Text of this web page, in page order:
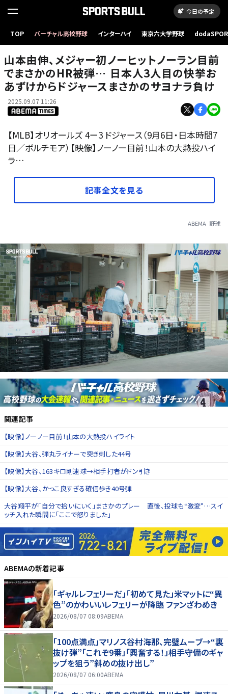
今日の予定
TOP バーチャル高校野球 インターハイ 東京六大学野球
ずけからドジャースまさかのサヨナラ負け
山本由伸、メジャー初ノーヒットノーラン目前
でまさかのHR被弾… 日本人3人目の快挙お
あずけからドジャースまさかのサヨナラ負け
2025.09.07 11:26
【MLB】オリオールズ 4ー3 ドジャース（9月6日・日本時間7
日／ボルチモア）【映像】ノーノー目前！山本の大熱投ハイ
ラ…
記事全文を見る
ABEMA 野球
関連記事
【映像】ノーノー目前！山本の大熱投ハイライト
【映像】大谷、弾丸ライナーで突き刺した44号
【映像】大谷、163キロ剛速球→相手打者がドン引き
【映像】大谷、かっこ良すぎる確信歩き40号弾
大谷翔平が「自分で拾いにいく」まさかのプレー 直後、投球も“激変”…スイ
ッチ入れた瞬間に「ここで怒りました」
ABEMAの新着記事
「ギャルレフェリーだ」「初めて見た」米マットに“異
色”のかわいいレフェリーが降臨 ファンざわめき
2026/08/07 08:09ABEMA
「100点満点」マリノス谷村海那、完璧ムーブ→“裏
抜け弾”「これぞ9番」「興奮する！」相手守備のギャ
ップを狙う”斜めの抜け出し”
2026/08/07 06:00ABEMA